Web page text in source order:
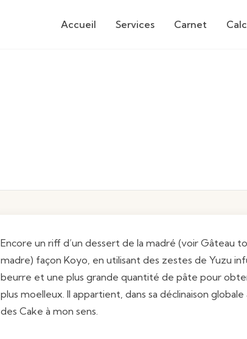
Accueil Services Carnet
Encore un riff d’un dessert de la madré (voirGâteau
madre) façon Koyo, en utilisant des zestes de Yuzu
beurre et une plus grande quantité de pâte pour
plus moelleux. Il appartient, dans sa déclinaison
des Cake à mon sens.